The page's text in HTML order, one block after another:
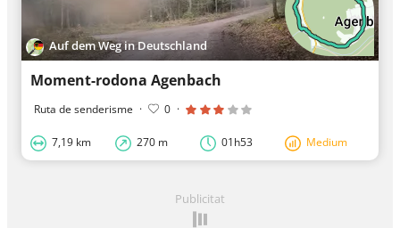
Auf dem Weg in Deutschland
Moment-rodona Agenbach
Ruta de senderisme · 0 ·
7,19 km 270 m 01h53 Medium
Publicitat